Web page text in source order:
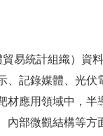
貿易統計組織）資
、記錄媒體、光伏
材應用領域中，半
內部微觀結構等方